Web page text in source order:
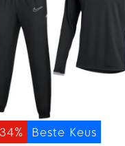
Beste Keus